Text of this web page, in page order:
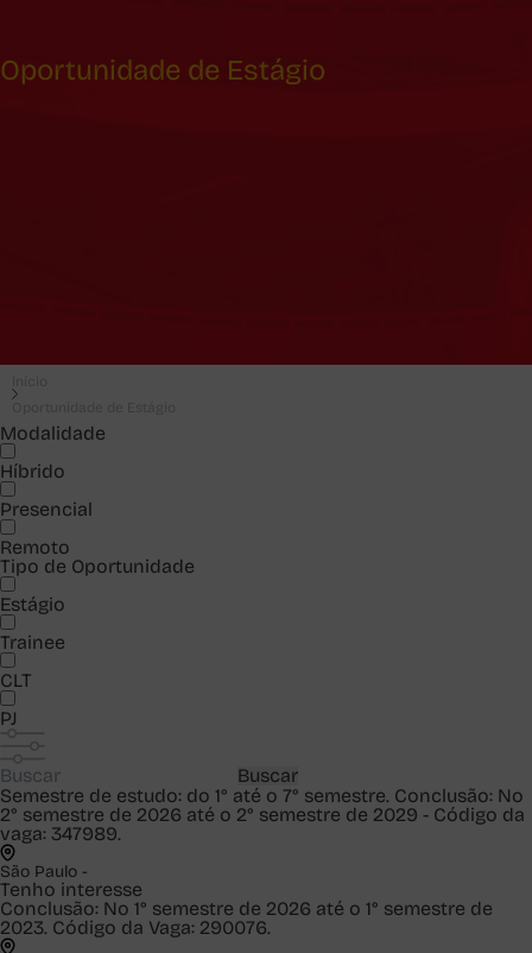
Oportunidade de Estágio
Modalidade
Híbrido
Presencial
Remoto
Tipo de Oportunidade
Estágio
Trainee
CLT
PJ
Buscar
Semestre de estudo: do 1° até o 7° semestre. Conclusão: No
2° semestre de 2026 até o 2° semestre de 2029 - Código da
vaga: 347989.
São Paulo -
Tenho interesse
Conclusão: No 1° semestre de 2026 até o 1° semestre de
2023. Código da Vaga: 290076.